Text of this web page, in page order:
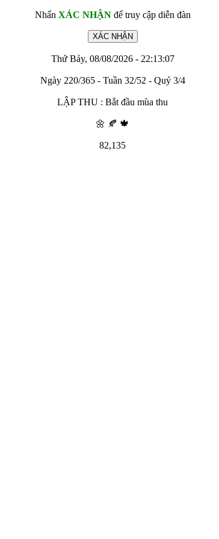
Nhấn XÁC NHẬNđể truy cập diễn đàn
Thứ Bảy, 08/08/2026 - 22:13:07
Ngày 220/365 - Tuần 32/52 - Quý 3/4
LẬP THU : Bắt đầu mùa thu
🌼 🍂 🍁
82,135